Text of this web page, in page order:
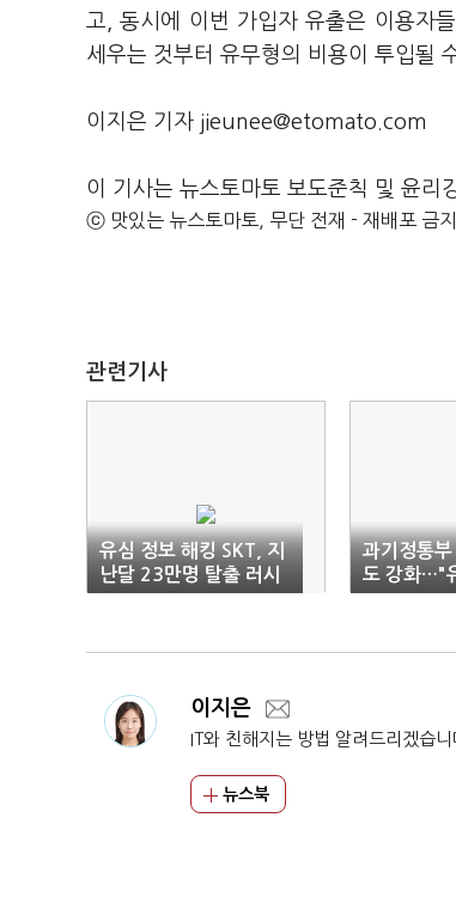
고, 동시에 이번 가입자 유출은 이용자
세우는 것부터 유무형의 비용이 투입될
이지은 기자 jieunee@etomato.com
이 기사는 뉴스토마토 보도준칙 및 윤리
ⓒ 맛있는 뉴스토마토, 무단 전재 - 재배포 금지
관련기사
유심 정보 해킹 SKT, 지
난달 23만명 탈출 러시
과기정통
도 강화…"
결까지 신
이지은
IT와 친해지는 방법 알려드리겠습니
뉴스북